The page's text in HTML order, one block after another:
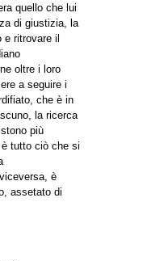
quello che lui
di giustizia, la
ritrovare il
oltre i loro
a seguire i
che è in
la ricerca
più
tutto ciò che si
è
assetato di